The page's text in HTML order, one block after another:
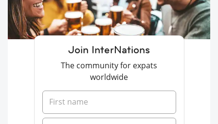
Join InterNations
The community for expats
worldwide